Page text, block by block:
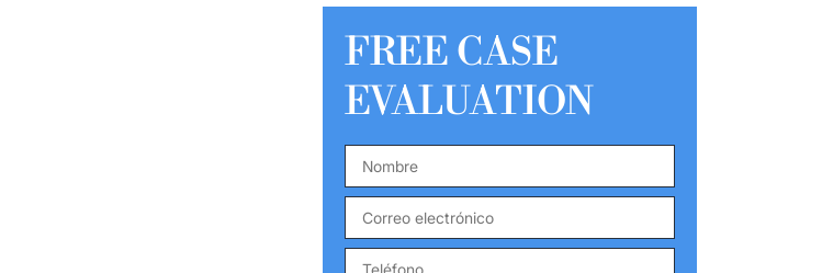
FREE CASE
EVALUATION
Nombre
Correo
electrónico *
Teléfono